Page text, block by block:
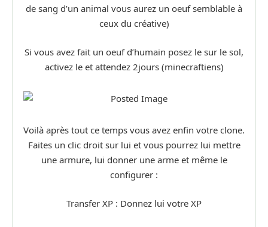
de sang d’un animal vous aurez un oeuf semblable à
ceux du créative)
Si vous avez fait un oeuf d’humain posez le sur le sol,
activez le et attendez 2jours (minecraftiens)
Voilà après tout ce temps vous avez enfin votre clone.
Faites un clic droit sur lui et vous pourrez lui mettre
une armure, lui donner une arme et même le
configurer :
Transfer XP : Donnez lui votre XP